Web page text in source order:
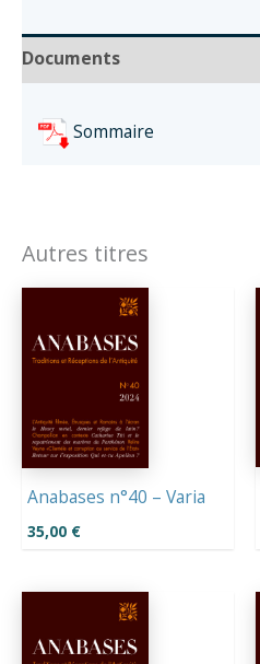
Documents
Sommaire
Autres titres
Anabases n°40 – Varia
35,00 €